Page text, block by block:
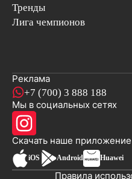
Тренды
Лига чемпионов
Реклама
+7 (700) 3 888 188
Мы в социальных сетях
Скачать наше приложение
iOS Android Huawei
Правила